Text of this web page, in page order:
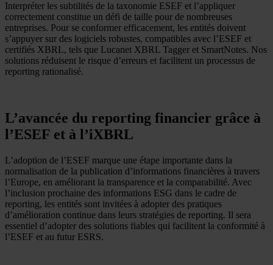
Interpréter les subtilités de la taxonomie ESEF et l’appliquer
correctement constitue un défi de taille pour de nombreuses
entreprises. Pour se conformer efficacement, les entités doivent
s’appuyer sur des logiciels robustes, compatibles avec l’ESEF et
certifiés XBRL, tels que Lucanet XBRL Tagger et SmartNotes. Nos
solutions réduisent le risque d’erreurs et facilitent un processus de
reporting rationalisé.
L’avancée du reporting financier grâce à
l’ESEF et à l’iXBRL
L’adoption de l’ESEF marque une étape importante dans la
normalisation de la publication d’informations financières à travers
l’Europe, en améliorant la transparence et la comparabilité. Avec
l’inclusion prochaine des informations ESG dans le cadre de
reporting, les entités sont invitées à adopter des pratiques
d’amélioration continue dans leurs stratégies de reporting. Il sera
essentiel d’adopter des solutions fiables qui facilitent la conformité à
l’ESEF et au futur ESRS.